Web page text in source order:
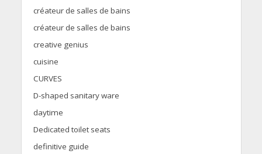
créateur de salles de bains
créateur de salles de bains
creative genius
cuisine
CURVES
D-shaped sanitary ware
daytime
Dedicated toilet seats
definitive guide